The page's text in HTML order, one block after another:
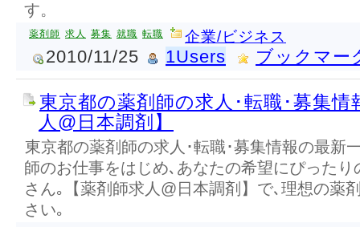
す。
薬剤師 求人 募集 就職 転職 企業/ビジネス
2010/11/25 1Users ブックマー
東京都の薬剤師の求人･転職･募集情
人@日本調剤】
東京都の薬剤師の求人･転職･募集情報の最新
師のお仕事をはじめ､あなたの希望にぴった
さん｡【薬剤師求人@日本調剤】で､理想の薬
さい｡